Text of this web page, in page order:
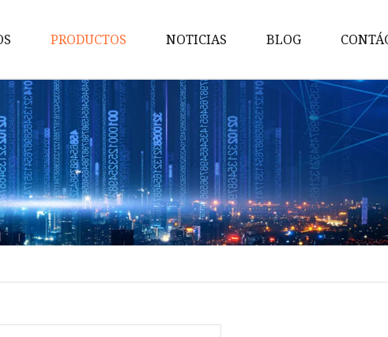
PRODUCTOS
WPC para interiores
Panel de pared WPC
Tubo de techo WPC
Tubo de WPC
Tablero de pared UV
PE WPC al aire libre
Cerca al aire libre del PE WPC
NOTICIAS BLOG